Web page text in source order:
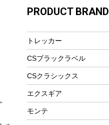
燃料・着火剤・炭
マグカップ、カップ
フードボトル
コーヒー&ミル
トレー
ランチョンマット
ランチボックス
ピクニックセット
レイン
ツール、他
ヘルメット
アクセサリー
自転車用アクセサリー
自転車ウェア
テント
フローティングベスト
ヘルメット
エアーポンプ
ウィンター
湯たんぽ
PRODUCT BRAND
トレッカー
CSブラックラベル
CSクラシックス
エクスギア
モンテ